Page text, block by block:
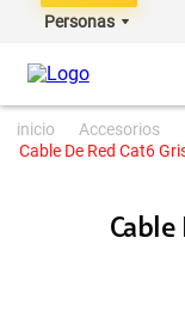
Personas
accesorios
Cable De Red Cat6
Cable